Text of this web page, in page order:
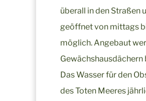
überall in den Straßen
geöffnet von mittags
möglich. Angebaut
Gewächshausdächern
Das Wasser für den
des Toten Meeres